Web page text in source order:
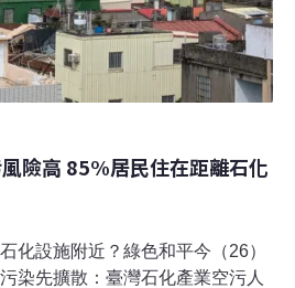
險高 85%居民住在距離石化
化設施附近？綠色和平今（26）
染先擴散：臺灣石化產業空污人